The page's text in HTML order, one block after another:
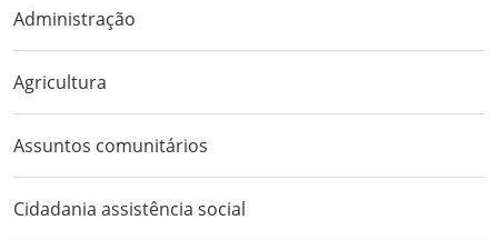
Administração
Agricultura
Assuntos comunitários
Cidadania assistência social